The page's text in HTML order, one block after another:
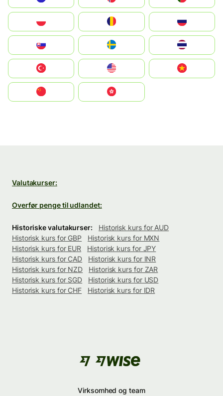
United States
中國香港特別行政區
Valutakurser:
Overfør penge til udlandet:
Historiske valutakurser:
Historisk kurs for AUD
Historisk kurs for GBP
Historisk kurs for MXN
Historisk kurs for EUR
Historisk kurs for JPY
Historisk kurs for CAD
Historisk kurs for INR
Historisk kurs for NZD
Historisk kurs for ZAR
Historisk kurs for SGD
Historisk kurs for USD
Historisk kurs for CHF
Historisk kurs for IDR
Virksomhed og team